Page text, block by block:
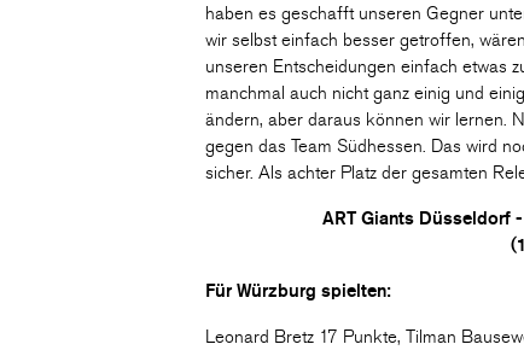
haben es geschafft unseren Gegner
wir selbst einfach besser getroffen,
unseren Entscheidungen einfach etwas
manchmal auch nicht ganz einig und
ändern, aber daraus können wir lernen.
gegen das Team Südhessen. Das wird
sicher. Als achter Platz der gesamten
ART Giants Düsseldorf
Für Würzburg spielten:
Leonard Bretz 17 Punkte, Tilman